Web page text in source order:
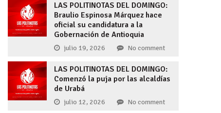
LAS POLITINOTAS DEL DOMINGO:
Braulio Espinosa Márquez hace
oficial su candidatura a la
Gobernación de Antioquia
julio 19, 2026 No comment
LAS POLITINOTAS DEL DOMINGO:
Comenzó la puja por las alcaldías
de Urabá
julio 12, 2026 No comment